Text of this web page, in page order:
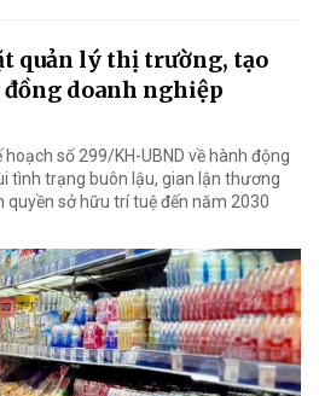
quản lý thị trường, tạo
doanh nghiệp
số 299/KH-UBND về hành động
tình trạng buôn lậu, gian lận thương
sở hữu trí tuệ đến năm 2030